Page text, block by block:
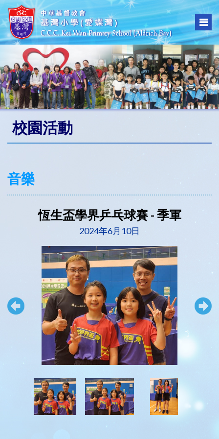
校園活動
音樂
恆生盃學界乒乓球賽 - 季軍
2024年6月10日